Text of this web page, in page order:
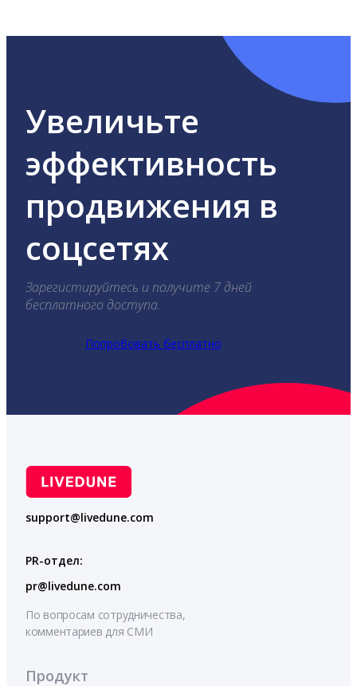
Увеличьте
эффективность
продвижения в
соцсетях
Зарегистируйтесь и получите 7 дней
бесплатного доступа.
Попробовать бесплатно
support@livedune.com
PR-отдел:
pr@livedune.com
По вопросам сотрудничества,
комментариев для СМИ
Продукт